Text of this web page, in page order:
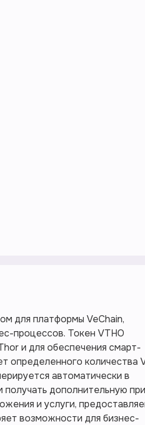
для платформы VeChain,
процессов. Токен VTHO
и для обеспечения смарт-
определенного количества
автоматически в
получать дополнительную
и услуги,
возможности для бизнес-